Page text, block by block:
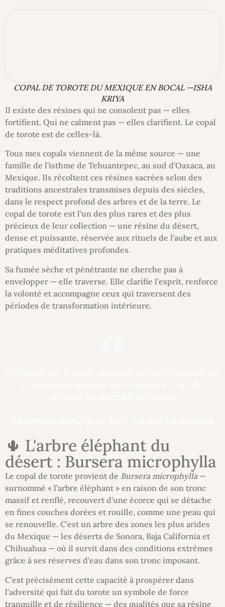
COPAL DE TOROTE DU MEXIQUE EN BOCAL —ISHA
KRIYA
Il existe des résines qui ne consolent pas — elles
fortifient. Qui ne calment pas — elles clarifient. Le copal
de torote est de celles-là.
Tous mes copals viennent de la même source — une
famille de l’isthme de Tehuantepec, au sud d’Oaxaca, au
Mexique. Ils récoltent ces résines sacrées selon des
traditions ancestrales transmises depuis des siècles,
dans le respect profond des arbres et de la terre. Le
copal de torote est l’un des plus rares et des plus
précieux de leur collection — une résine du désert,
dense et puissante, réservée aux rituels de l’aube et aux
pratiques méditatives profondes.
Sa fumée sèche et pénétrante ne cherche pas à
envelopper — elle traverse. Elle clarifie l’esprit, renforce
la volonté et accompagne ceux qui traversent des
périodes de transformation intérieure.
🌵 L'arbre éléphant du
désert : Bursera microphylla
Le copal de torote provient de Bursera microphylla—
surnommé « l’arbre éléphant » en raison de son tronc
massif et renflé, recouvert d’une écorce qui se détache
en fines couches dorées et rouille, comme une peau qui
se renouvelle. C’est un arbre des zones les plus arides
du Mexique — les déserts de Sonora, Baja California et
Chihuahua — où il survit dans des conditions extrêmes
grâce à ses réserves d’eau dans son tronc imposant.
C’est précisément cette capacité à prospérer dans
l’adversité qui fait du torote un symbole de force
tranquille et de résilience — des qualités que sa résine